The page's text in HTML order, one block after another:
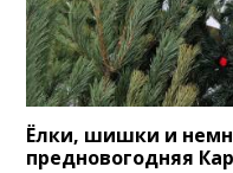
Ёлки, шишки и
предновогодняя